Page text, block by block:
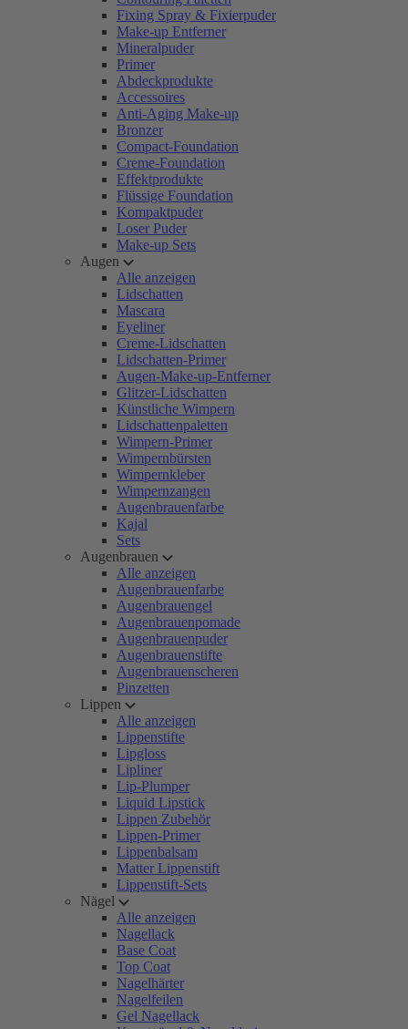
Fixing Spray & Fixierpuder
Make-up Entferner
Mineralpuder
Primer
Abdeckprodukte
Accessoires
Anti-Aging Make-up
Bronzer
Compact-Foundation
Creme-Foundation
Effektprodukte
Flüssige Foundation
Kompaktpuder
Loser Puder
Make-up Sets
Augen
Alle anzeigen
Lidschatten
Mascara
Eyeliner
Creme-Lidschatten
Lidschatten-Primer
Augen-Make-up-Entferner
Glitzer-Lidschatten
Künstliche Wimpern
Lidschattenpaletten
Wimpern-Primer
Wimpernbürsten
Wimpernkleber
Wimpernzangen
Augenbrauenfarbe
Kajal
Sets
Augenbrauen
Alle anzeigen
Augenbrauenfarbe
Augenbrauengel
Augenbrauenpomade
Augenbrauenpuder
Augenbrauenstifte
Augenbrauenscheren
Pinzetten
Lippen
Alle anzeigen
Lippenstifte
Lipgloss
Lipliner
Lip-Plumper
Liquid Lipstick
Lippen Zubehör
Lippen-Primer
Lippenbalsam
Matter Lippenstift
Lippenstift-Sets
Nägel
Alle anzeigen
Nagellack
Base Coat
Top Coat
Nagelhärter
Nagelfeilen
Gel Nagellack